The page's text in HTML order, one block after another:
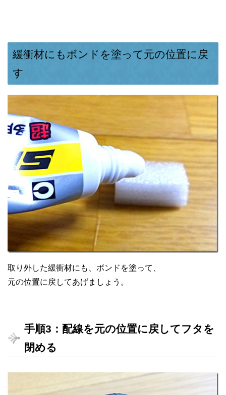
緩衝材にもボンドを塗って元の位置に戻
す
取り外した緩衝材にも、ボンドを塗って、
元の位置に戻してあげましょう。
手順3：配線を元の位置に戻してフタを
閉める